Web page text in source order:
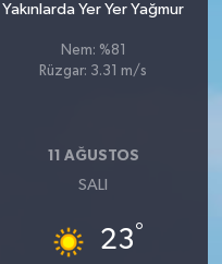
Yakınlarda Yer Yer Yağmur
Nem: %81
Rüzgar: 3.31 m/s
11 AĞUSTOS
SALI
23°